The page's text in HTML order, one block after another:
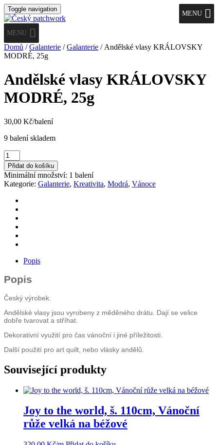
Toggle navigation
MENU
MENU
Domů /Galanterie /Galanterie / Andělské vlasy KRÁLOVSKY
MODRÉ, 25g
Andělské vlasy KRÁLOVSKY
MODRÉ, 25g
30,00 Kč/balení
9 balení skladem
Andělské
vlasy
KRÁLOVSKY
MODRÉ,
25g
množství
Přidat do košíku
Minimální množství: 1 balení
Kategorie: Galanterie, Kreativita, Modrá, Vánoce
Popis
Popis
Český výrobek.
Andělské vlasy jsou vyrobeny z měděného drátu. Dají se velice
dobře tvarovat a stříhat.
Dekorativní využití pro čas vánoční i jiné příležitosti.
Další použití pro art quilt, nebo vlásky andělů.
Související produkty
Joy to the world, š. 110cm, Vánoční
růže velká na béžové